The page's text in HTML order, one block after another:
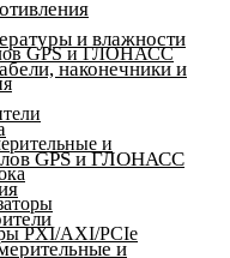
GPS и ГЛОНАСС
и
PXI/AXI/PCIe
и влажности
наконечники и
GPS и ГЛОНАСС
и